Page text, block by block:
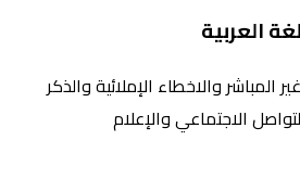
العربية
المباشر والاخطاء الإملائية والذكر
الاجتماعي والإعلام